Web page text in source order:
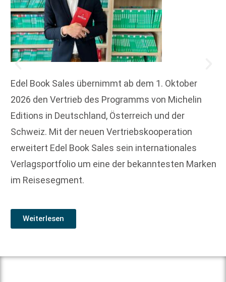
Edel Book Sales übernimmt ab dem 1. Oktober
2026 den Vertrieb des Programms von Michelin
Editions in Deutschland, Österreich und der
Schweiz. Mit der neuen Vertriebskooperation
erweitert Edel Book Sales sein internationales
Verlagsportfolio um eine der bekanntesten Marken
im Reisesegment.
Weiterlesen